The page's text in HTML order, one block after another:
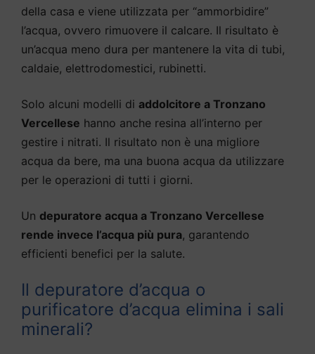
della casa e viene utilizzata per “ammorbidire”
l’acqua, ovvero rimuovere il calcare. Il risultato è
un’acqua meno dura per mantenere la vita di tubi,
caldaie, elettrodomestici, rubinetti.
Solo alcuni modelli di addolcitore a Tronzano
Vercellese hanno anche resina all’interno per
gestire i nitrati. Il risultato non è una migliore
acqua da bere, ma una buona acqua da utilizzare
per le operazioni di tutti i giorni.
Un depuratore acqua a Tronzano Vercellese
rende invece l’acqua più pura, garantendo
efficienti benefici per la salute.
Il depuratore d’acqua o
purificatore d’acqua elimina i sali
minerali?